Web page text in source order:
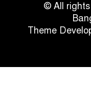
© All
Theme